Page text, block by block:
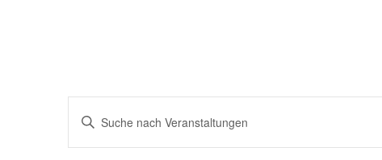
Veranstaltungen
Suche
Bitte
Schlüsselwort
eingeben.